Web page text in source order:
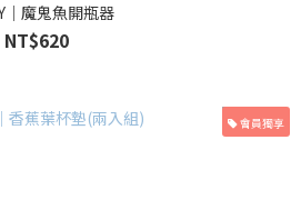
｜魔鬼魚開瓶器
NT$620
會員獨享